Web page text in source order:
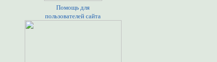
Помощь для
пользователей сайта